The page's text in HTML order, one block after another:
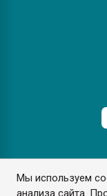
Мы используем
анализа сайта.
Разрешается